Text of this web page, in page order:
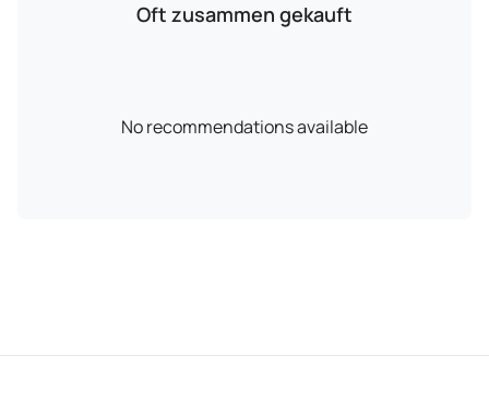
Oft zusammen gekauft
No recommendations available